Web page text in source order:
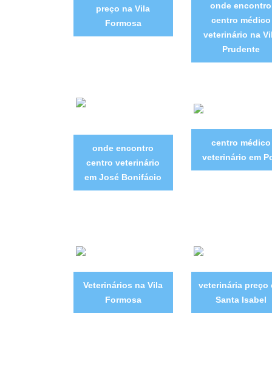
preço na Vila
Formosa
onde encontro
centro médico
veterinário na
Prudente
onde encontro
centro veterinário
em José Bonifácio
centro médico
veterinário em
Veterinários na Vila
Formosa
veterinária preço
Santa Isabel